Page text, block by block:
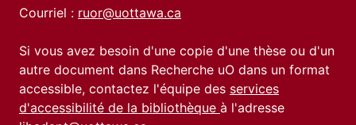
Courriel : ruor@uottawa.ca
Si vous avez besoin d'une copie d'une thèse ou d'un
autre document dans Recherche uO dans un format
accessible, contactez l'équipe des services
d'accessibilité de la bibliothèque à l'adresse